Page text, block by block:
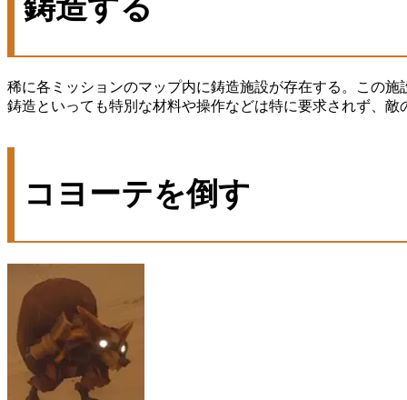
鋳造する
稀に各ミッションのマップ内に鋳造施設が存在する。この
鋳造といっても特別な材料や操作などは特に要求されず、
コヨーテを倒す